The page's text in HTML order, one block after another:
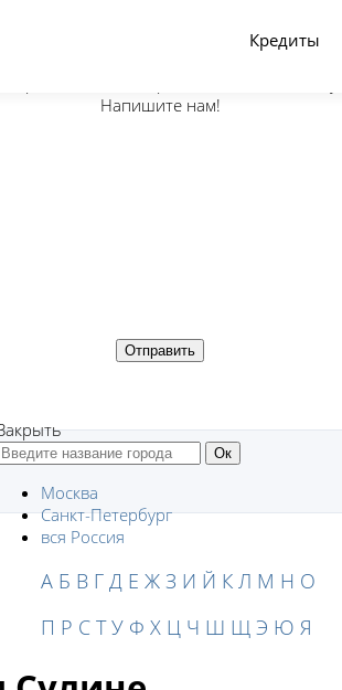
Напишите нам!
Кредиты
Москва
Санкт-Петербург
вся Россия
А Б В Г Д Е Ж З И Й К Л М Н О
П Р С Т У Ф Х Ц Ч Ш Щ Э Ю Я